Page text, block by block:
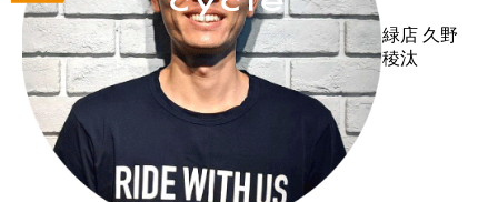
緑店 久野
稜汰